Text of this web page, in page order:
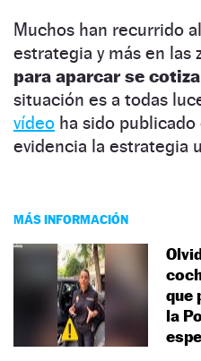
Muchos han recurrido
estrategia y más en las
para aparcar se
situación es a todas
vídeo ha sido
evidencia la estrategia
MÁS INFORMACIÓN
que
la